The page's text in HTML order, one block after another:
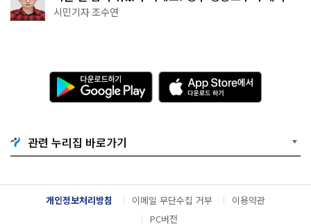
·무더위쉼터까지
시민기자 조수연
다
운
로
기
G
o
g
l
e
A
p
p
e
서
다
운
관련 누리집 바로가기
개인정보처리방침 이메일 무단수집 거부
이용약관
PC버전